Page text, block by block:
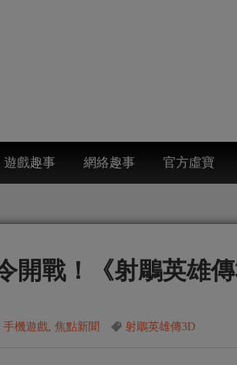
遊戲趣事 網絡趣事 官方虛寶
開戰！《射鵰英雄
手機遊戲, 焦點新聞 射鵰英雄傳3D